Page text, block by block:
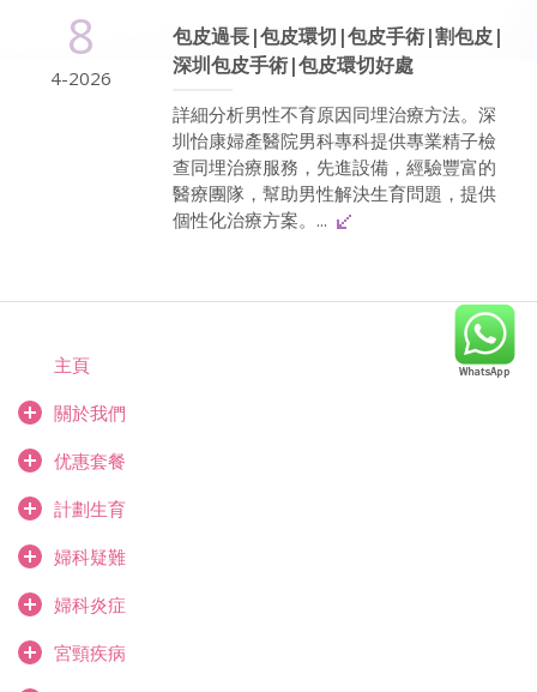
8
4-2026
包皮過長|包皮環切|包皮手術|割包皮|
深圳包皮手術|包皮環切好處
詳細分析男性不育原因同埋治療方法。深
圳怡康婦產醫院男科專科提供專業精子檢
查同埋治療服務，先進設備，經驗豐富的
醫療團隊，幫助男性解決生育問題，提供
個性化治療方案。...
主頁
關於我們
优惠套餐
計劃生育
婦科疑難
婦科炎症
宮頸疾病